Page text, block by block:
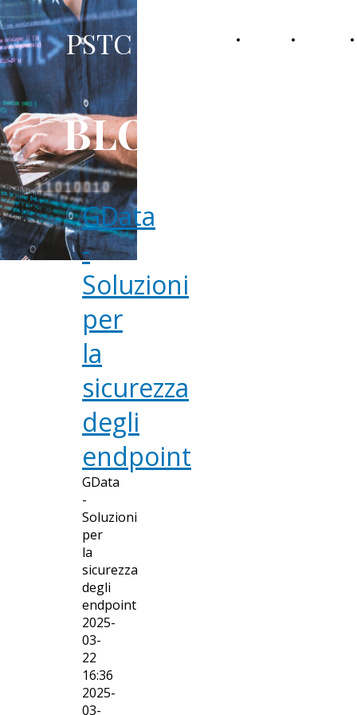
PSTC srl
BLOG
GData
-
Soluzioni
per
la
sicurezza
degli
endpoint
GData
-
Soluzioni
per
la
sicurezza
degli
endpoint
2025-
03-
22
16:36
2025-
03-